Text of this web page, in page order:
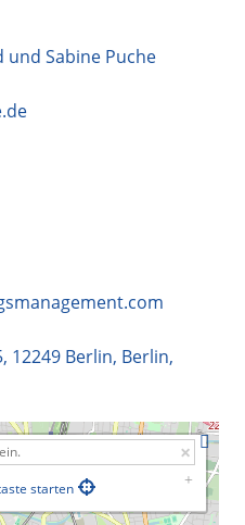
Sabine Puche
, 12249 Berlin, Berlin,
starten